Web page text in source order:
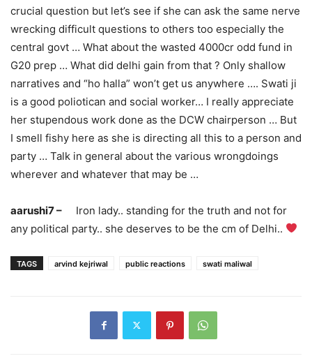
crucial question but let’s see if she can ask the same nerve
wrecking difficult questions to others too especially the
central govt … What about the wasted 4000cr odd fund in
G20 prep … What did delhi gain from that ? Only shallow
narratives and “ho halla” won’t get us anywhere …. Swati ji
is a good poliotican and social worker… I really appreciate
her stupendous work done as the DCW chairperson … But
I smell fishy here as she is directing all this to a person and
party … Talk in general about the various wrongdoings
wherever and whatever that may be …
aarushi7 – Iron lady.. standing for the truth and not for
any political party.. she deserves to be the cm of Delhi..
TAGS arvind kejriwal public reactions swati maliwal